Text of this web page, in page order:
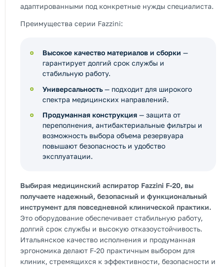
адаптированными под конкретные нужды специалиста.
Преимущества серии Fazzini:
Высокое качество материалов и сборки —
гарантирует долгий срок службы и
стабильную работу.
Универсальность— подходит для широкого
спектра медицинских направлений.
Продуманная конструкция — защита от
переполнения, антибактериальные фильтры и
возможность выбора объема резервуара
повышают безопасность и удобство
эксплуатации.
Выбирая медицинский аспиратор Fazzini F-20, вы
получаете надежный, безопасный и функциональный
инструмент для повседневной клинической практики.
Это оборудование обеспечивает стабильную работу,
долгий срок службы и высокую отказоустойчивость.
Итальянское качество исполнения и продуманная
эргономика делают F-20 практичным выбором для
клиник, стремящихся к эффективности, безопасности и